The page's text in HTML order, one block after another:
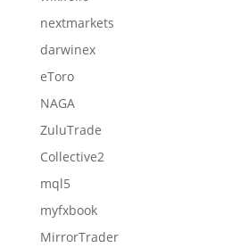
nextmarkets
darwinex
eToro
NAGA
ZuluTrade
Collective2
mql5
myfxbook
MirrorTrader